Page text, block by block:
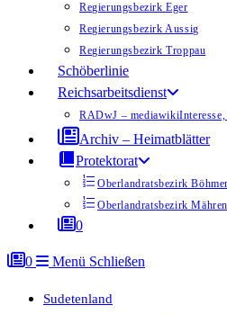
Regierungsbezirk Eger
Regierungsbezirk Aussig
Regierungsbezirk Troppau
Schöberlinie
Reichsarbeitsdienst
RADwJ – mediawiki
Archiv – Heimatblätter
Protektorat
Oberlandratsbezirk
Oberlandratsbezirk Mähren
0
0 Menü Schließen
Sudetenland